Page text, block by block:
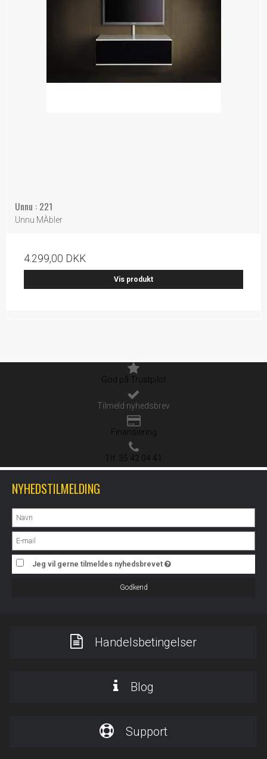
Unnu : 221
Unnu MÀbler
4.299,00 DKK
Vis produkt
God på Trustpilot
Tilmeld nyhedsbrev
Finansiering
Tlf. 35 42 04 41
NYHEDSTILMELDING
Jeg vil gerne tilmeldes nyhedsbrevet
Godkend
Handelsbetingelser
Blog
Support